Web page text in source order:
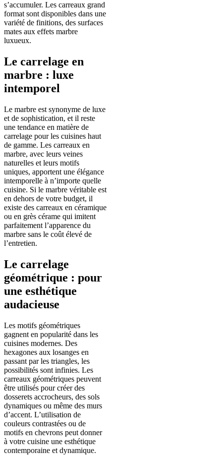
s’accumuler. Les carreaux grand
format sont disponibles dans une
variété de finitions, des surfaces
mates aux effets marbre
luxueux.
Le carrelage en
marbre : luxe
intemporel
Le marbre est synonyme de luxe
et de sophistication, et il reste
une tendance en matière de
carrelage pour les cuisines haut
de gamme. Les carreaux en
marbre, avec leurs veines
naturelles et leurs motifs
uniques, apportent une élégance
intemporelle à n’importe quelle
cuisine. Si le marbre véritable est
en dehors de votre budget, il
existe des carreaux en céramique
ou en grès cérame qui imitent
parfaitement l’apparence du
marbre sans le coût élevé de
l’entretien.
Le carrelage
géométrique : pour
une esthétique
audacieuse
Les motifs géométriques
gagnent en popularité dans les
cuisines modernes. Des
hexagones aux losanges en
passant par les triangles, les
possibilités sont infinies. Les
carreaux géométriques peuvent
être utilisés pour créer des
dosserets accrocheurs, des sols
dynamiques ou même des murs
d’accent. L’utilisation de
couleurs contrastées ou de
motifs en chevrons peut donner
à votre cuisine une esthétique
contemporaine et dynamique.